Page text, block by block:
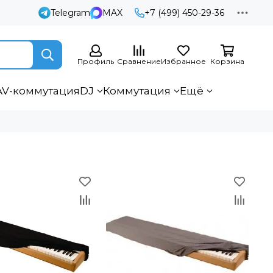
Telegram MAX +7 (499) 450-29-36
Профиль СравнениеИзбранное Корзина
коммутацияDJ Коммутация Ещё